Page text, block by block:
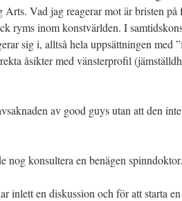
Vad jag reagerar mot är bristen
ryms inom konstvärlden. I
sig i, alltså hela uppsättningen med
åsikter med vänsterprofil
av good guys utan att den
nog konsultera en benägen spinndoktor.
inlett en diskussion och för att starta